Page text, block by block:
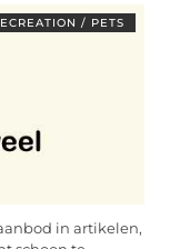
/ PETS
in artikelen,